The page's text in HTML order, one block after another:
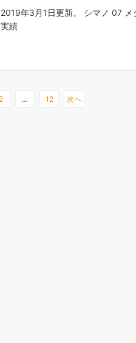
2019年3月1日更新。 シマノ 07 メ
実績
2 … 12 次へ